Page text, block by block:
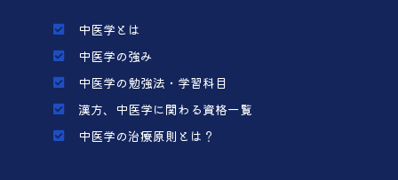
中医学とは
中医学の強み
中医学の勉強法・学習科目
漢方、中医学に関わる資格一覧
中医学の治療原則とは？